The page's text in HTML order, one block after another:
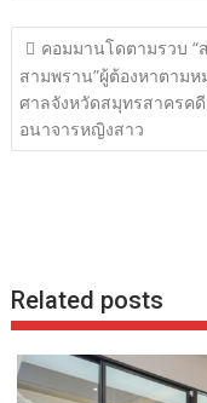
แนะแนว
เรื่อง
คอมมานโดตามรวบ “
สามพราน”ผู้ต้องหาตามห
ศาลจังหวัดสมุทรสาครคดี
อนาจารหญิงสาว
Related posts